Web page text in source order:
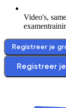
Video's,
Registreer je
Registreer